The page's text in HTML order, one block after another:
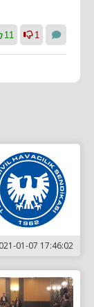
11 1
01-07 17:46:02